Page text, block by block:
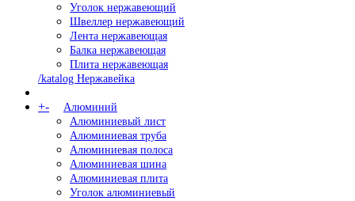
Уголок нержавеющий
Швеллер нержавеющий
Лента нержавеющая
Балка нержавеющая
Плита нержавеющая
/katalog Нержавейка
+-
Алюминий
Алюминиевый лист
Алюминиевая труба
Алюминиевая полоса
Алюминиевая шина
Алюминиевая плита
Уголок алюминиевый